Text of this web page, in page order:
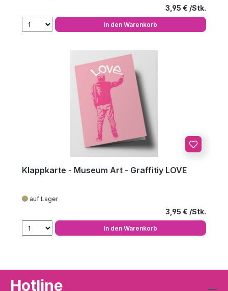
Regulärer
3,95 €
In den Warenkorb
Klappkarte - Museum Art - Graffitiy LOVE
auf Lager
Regulärer
3,95 €
In den Warenkorb
Hotline